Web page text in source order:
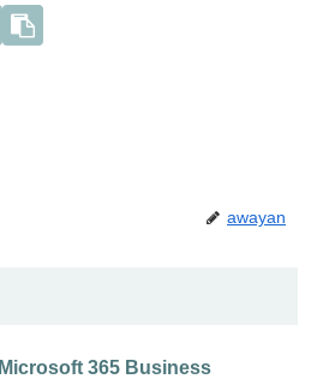
awayan
Microsoft 365 Business